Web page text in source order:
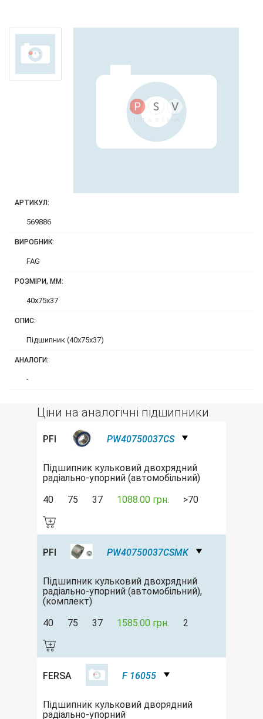
АРТИКУЛ:
569886
ВИРОБНИК:
FAG
РОЗМІРИ, ММ:
40x75x37
ОПИС:
Підшипник (40х75х37)
АНАЛОГИ:
-
Ціни на аналогічні підшипники
PFI PW40750037CS
Підшипник кульковий двохрядний
радіально-упорний (автомобільний)
40
75 37 1088.00 грн. >70
PFI PW40750037CSMK
Підшипник кульковий двохрядний
радіально-упорний (автомобільний),
(комплект)
40
75 37 1585.00 грн. 2
FERSA F 16055
Підшипник кульковий дворядний
радіально-упорний